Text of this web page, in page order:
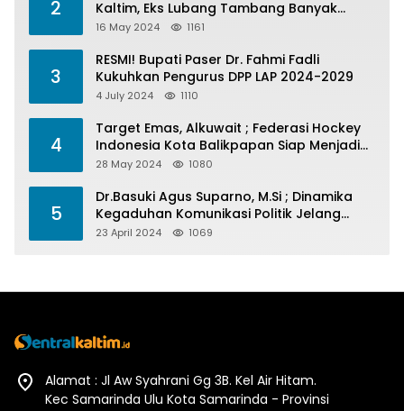
2
Kaltim, Eks Lubang Tambang Banyak
Menelan Korban
16 May 2024 1161
3
RESMI! Bupati Paser Dr. Fahmi Fadli
Kukuhkan Pengurus DPP LAP 2024-2029
4 July 2024 1110
4
Target Emas, Alkuwait ; Federasi Hockey
Indonesia Kota Balikpapan Siap Menjadi
Barometer Prestasi Di Kaltim
28 May 2024 1080
5
Dr.Basuki Agus Suparno, M.Si ; Dinamika
Kegaduhan Komunikasi Politik Jelang
Pesta Politik 2024
23 April 2024 1069
Alamat : Jl Aw Syahrani Gg 3B. Kel Air Hitam.
Kec Samarinda Ulu Kota Samarinda - Provinsi